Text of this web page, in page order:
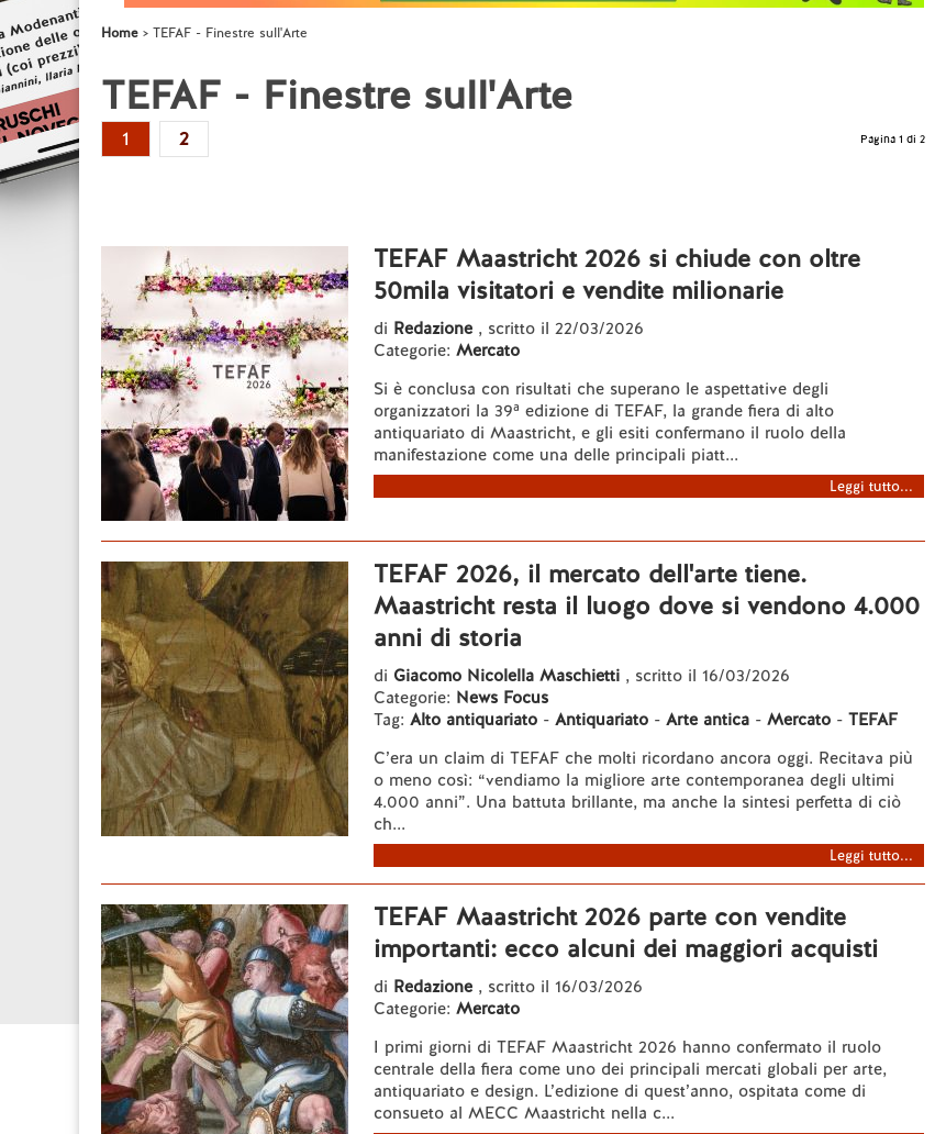
Home TEFAF - Finestre sull'Arte
TEFAF - Finestre sull'Arte
1 2 Pagina 1 di 2
TEFAF Maastricht 2026 si chiude con oltre
50mila visitatori e vendite milionarie
di Redazione , scritto il 22/03/2026
Categorie: Mercato
Si è conclusa con risultati che superano le aspettative degli
organizzatori la 39ª edizione di TEFAF, la grande fiera di alto
antiquariato di Maastricht, e gli esiti confermano il ruolo della
manifestazione come una delle principali piatt...
Leggi tutto...
TEFAF 2026, il mercato dell'arte tiene.
Maastricht resta il luogo dove si vendono 4.000
anni di storia
di Giacomo Nicolella Maschietti , scritto il 16/03/2026
Categorie: News Focus
Tag: Alto antiquariato - Antiquariato - Arte antica - Mercato - TEFAF
C’era un claim di TEFAF che molti ricordano ancora oggi. Recitava più
o meno così: “vendiamo la migliore arte contemporanea degli ultimi
4.000 anni”. Una battuta brillante, ma anche la sintesi perfetta di ciò
ch...
Leggi tutto...
TEFAF Maastricht 2026 parte con vendite
importanti: ecco alcuni dei maggiori acquisti
di Redazione , scritto il 16/03/2026
Categorie: Mercato
I primi giorni di TEFAF Maastricht 2026 hanno confermato il ruolo
centrale della fiera come uno dei principali mercati globali per arte,
antiquariato e design. L’edizione di quest’anno, ospitata come di
consueto al MECC Maastricht nella c...